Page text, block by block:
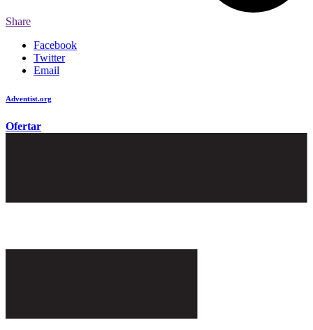
Share
Facebook
Twitter
Email
Adventist.org
Ofertar